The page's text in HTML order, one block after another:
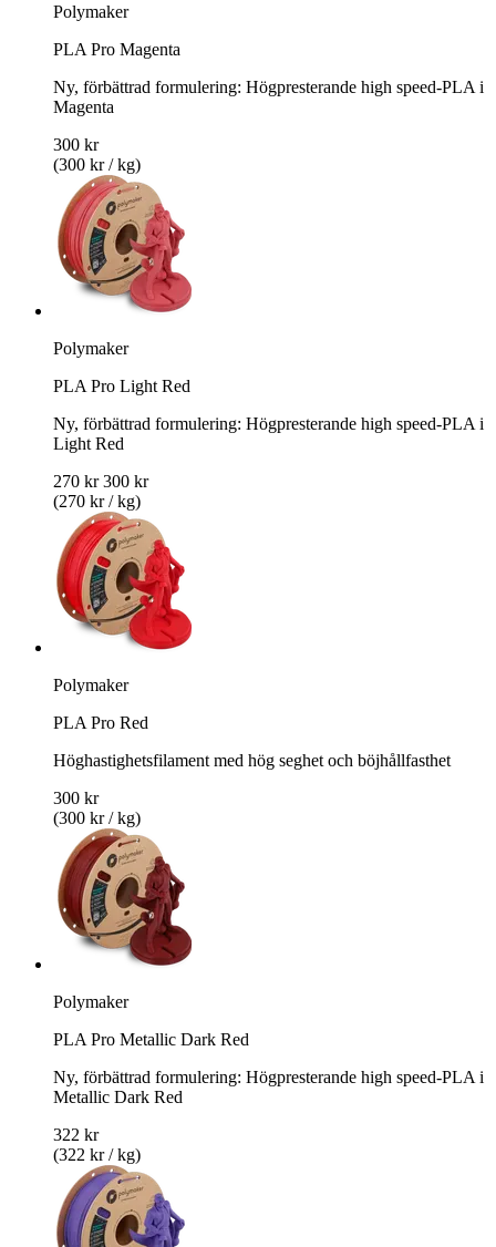
Polymaker
PLA Pro Magenta
Ny, förbättrad formulering: Högpresterande high speed-PLA i
Magenta
300 kr
(300 kr / kg)
Polymaker
PLA Pro Light Red
Ny, förbättrad formulering: Högpresterande high speed-PLA i
Light Red
270 kr 300 kr
(270 kr / kg)
Polymaker
PLA Pro Red
Höghastighetsfilament med hög seghet och böjhållfasthet
300 kr
(300 kr / kg)
Polymaker
PLA Pro Metallic Dark Red
Ny, förbättrad formulering: Högpresterande high speed-PLA i
Metallic Dark Red
322 kr
(322 kr / kg)